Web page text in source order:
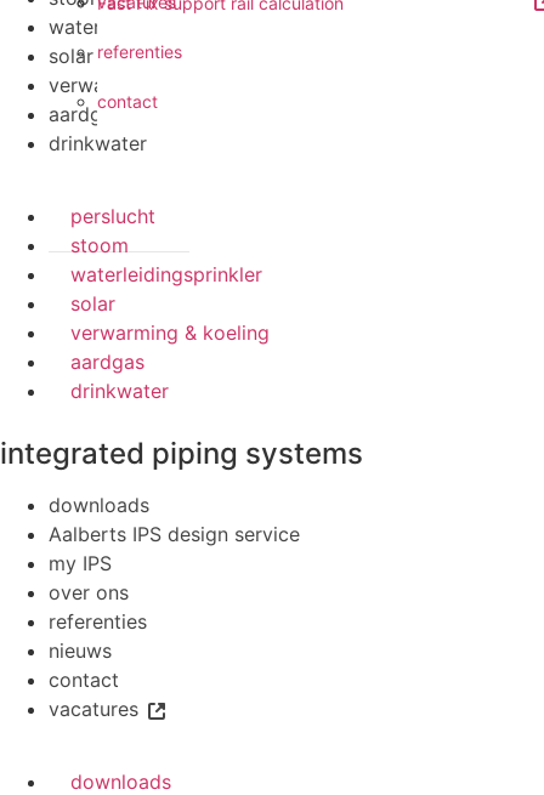
referenties
contact
waterleidingsprinkler
solar
verwarming & koeling
aardgas
drinkwater
perslucht
stoom
waterleidingsprinkler
solar
verwarming & koeling
aardgas
drinkwater
integrated piping systems
downloads
Aalberts IPS design service
my IPS
over ons
referenties
nieuws
contact
vacatures
downloads